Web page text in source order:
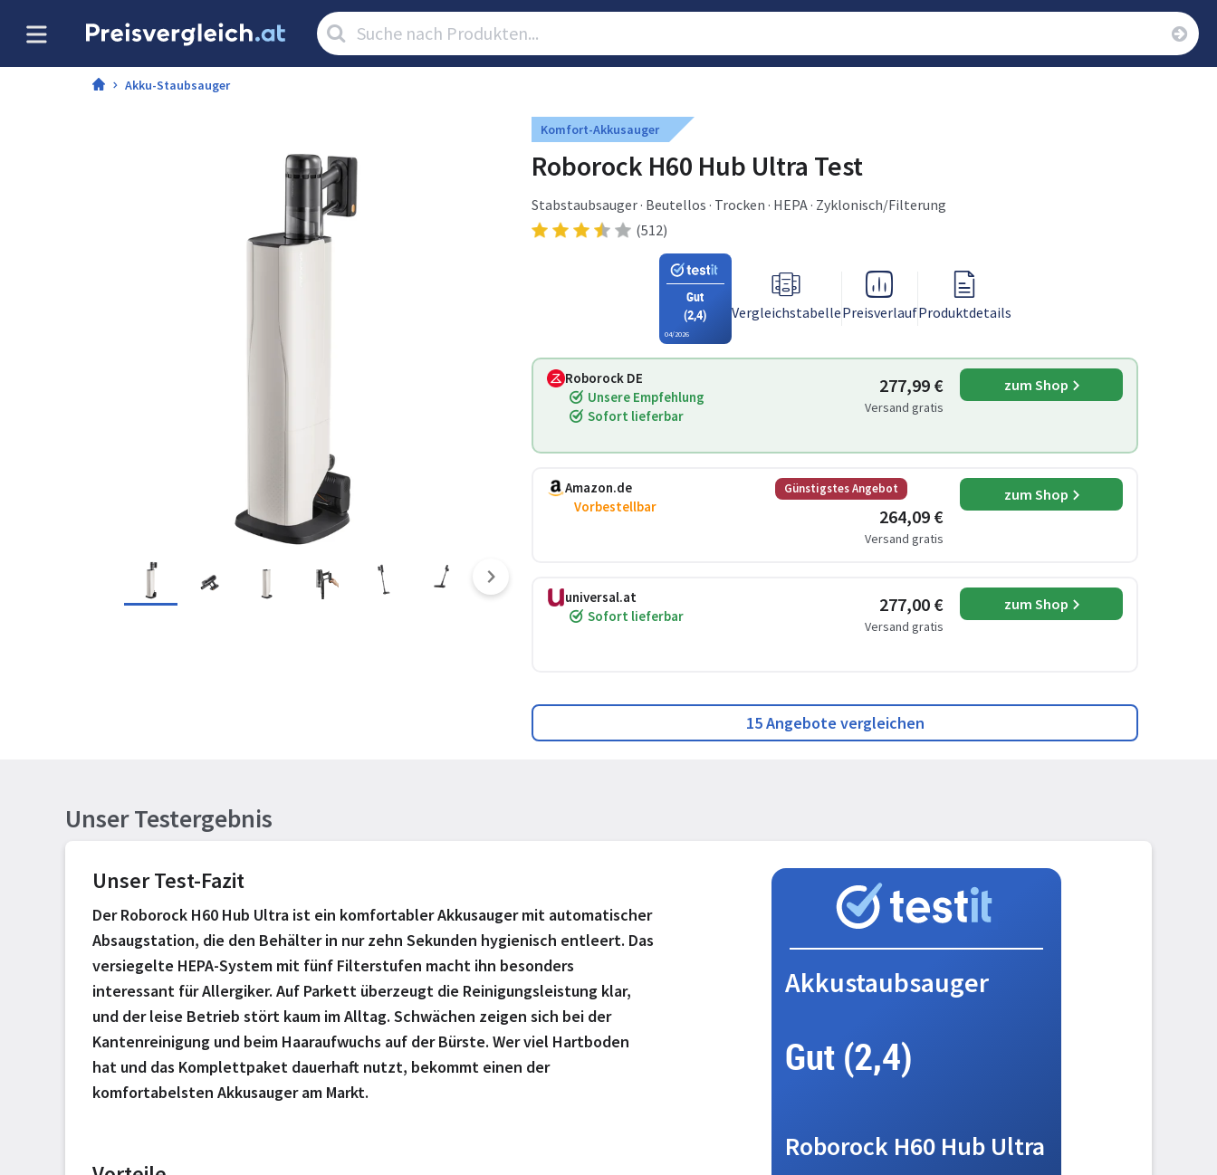
Artikel
suchen:
Akku-Staubsauger
Komfort-Akkusauger
Roborock H60 Hub Ultra Test
Stabstaubsauger · Beutellos · Trocken · HEPA · Zyklonisch/Filterung
(512)
Gut
(2,4)
04/2026
VergleichstabellePreisverlaufProduktdetails
Roborock DE
Unsere Empfehlung
Sofort lieferbar
277,99 €
Versand gratis
zum Shop
Amazon.de
Vorbestellbar
Günstigstes Angebot
264,09 €
Versand gratis
zum Shop
universal.at
Sofort lieferbar
277,00 €
Versand gratis
zum Shop
15 Angebote vergleichen
Unser Testergebnis
Akkustaubsauger
Gut (2,4)
Roborock H60 Hub Ultra
Unser Test-Fazit
Der Roborock H60 Hub Ultra ist ein komfortabler Akkusauger mit automatischer
Absaugstation, die den Behälter in nur zehn Sekunden hygienisch entleert. Das
versiegelte HEPA-System mit fünf Filterstufen macht ihn besonders
interessant für Allergiker. Auf Parkett überzeugt die Reinigungsleistung klar,
und der leise Betrieb stört kaum im Alltag. Schwächen zeigen sich bei der
Kantenreinigung und beim Haaraufwuchs auf der Bürste. Wer viel Hartboden
hat und das Komplettpaket dauerhaft nutzt, bekommt einen der
komfortabelsten Akkusauger am Markt.